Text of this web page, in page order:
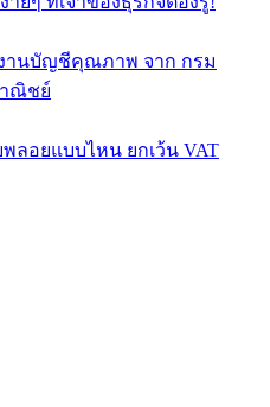
านบัญชีคุณภาพ จาก กรม
ณิชย์
ลอยแบบไหน ยกเว้น VAT